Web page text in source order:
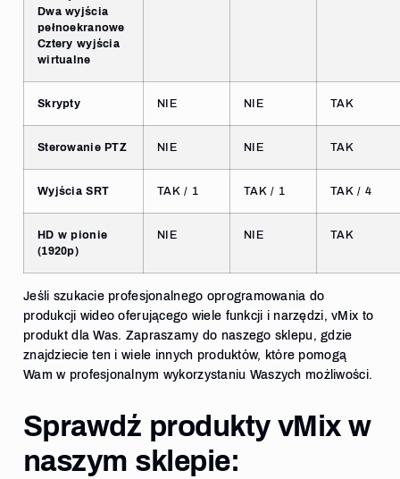
Dwa wyjścia
pełnoekranowe
Cztery wyjścia
wirtualne
Skrypty NIE NIE TAK
Sterowanie PTZ NIE NIE TAK
Wyjścia SRT TAK / 1 TAK / 1 TAK / 4
HD w pionie
(1920p)
NIE NIE TAK
Jeśli szukacie profesjonalnego oprogramowania do
produkcji wideo oferującego wiele funkcji i narzędzi, vMix to
produkt dla Was. Zapraszamy do naszego sklepu, gdzie
znajdziecie ten i wiele innych produktów, które pomogą
Wam w profesjonalnym wykorzystaniu Waszych możliwości.
Sprawdź produkty vMix w
naszym sklepie: